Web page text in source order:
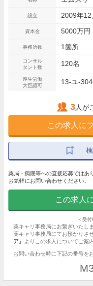
設立 2009年12
資本金 5000万円
事務所数 1箇所
コンサル
タント数
120名
厚生労働
大臣認可
13-ユ-
3人が
この求人に
薬局・病院等への直接応募ではあ
お気軽にお問い合わせください。
この求人
＜受
薬キャリ事務局にお繋ぎいたし
薬キャリ事務局にてお預かりさ
ア』
よりこの求人についてご案
お問い合わせ時に下記の番号を